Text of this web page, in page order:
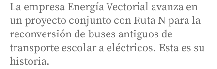
La empresa Energía Vectorial avanza en
un proyecto conjunto con Ruta N para la
reconversión de buses antiguos de
transporte escolar a eléctricos. Esta es su
historia.